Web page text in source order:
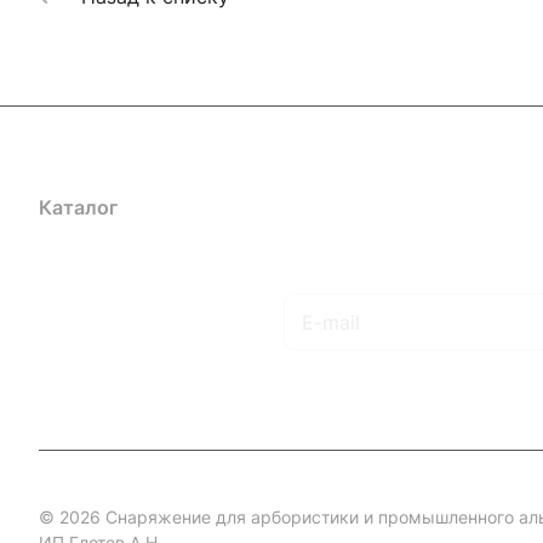
Каталог
© 2026 Снаряжение для арбористики и промышленного